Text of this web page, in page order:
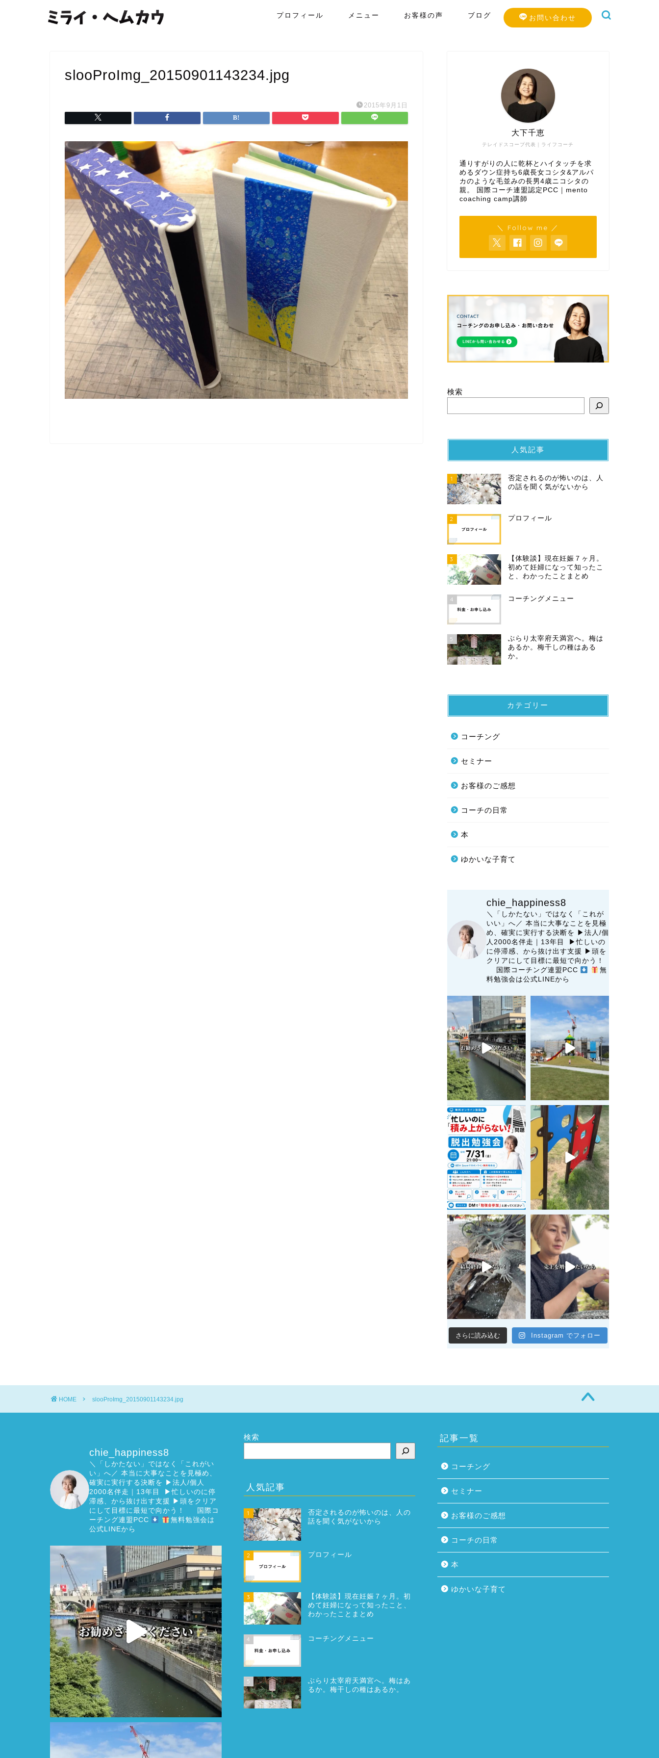
プロフィール メニュー お客様の声 ブログ お問い合わせ
slooProImg_20150901143234.jpg
2015年9月1日
テレイドスコープ代表｜ライフコーチ
大下千恵
通りすがりの人に乾杯とハイタッチを求
めるダウン症持ち6歳長女コシタ&アルパ
カのような毛並みの長男4歳ニコシタの
親。 国際コーチ連盟認定PCC｜mento
coaching camp講師
＼ Follow me ／
検索
人気記事
1
否定されるのが怖いのは、人
の話を聞く気がないから
2 プロフィール
3
【体験談】現在妊娠７ヶ月。
初めて妊婦になって知ったこ
と、わかったことまとめ
4 コーチングメニュー
5
ぶらり太宰府天満宮へ。梅は
あるか。梅干しの種はある
か。
カテゴリー
コーチング
セミナー
お客様のご感想
コーチの日常
本
ゆかいな子育て
chie_happiness8
＼「しかたない」ではなく「これが
いい」へ／ 本当に大事なことを見極
め、確実に実行する決断を ▶︎法人/個
人2000名伴走｜13年目 ▶︎忙しいの
に停滞感、から抜け出す支援 ▶︎頭を
クリアにして目標に最短で向かう！
国際コーチング連盟PCC
無
料勉強会は公式LINEから
さらに読み込む Instagram でフォロー
HOME slooProImg_20150901143234.jpg
chie_happiness8
＼「しかたない」ではなく「これがい
い」へ／ 本当に大事なことを見極め、
確実に実行する決断を ▶︎法人/個人
2000名伴走｜13年目 ▶︎忙しいのに停
滞感、から抜け出す支援 ▶︎頭をクリア
にして目標に最短で向かう！
国際コ
ーチング連盟PCC
無料勉強会は
公式LINEから
検索
人気記事
1
否定されるのが怖いのは、人の
話を聞く気がないから
2 プロフィール
3
【体験談】現在妊娠７ヶ月。初
めて妊婦になって知ったこと、
わかったことまとめ
4 コーチングメニュー
5
ぶらり太宰府天満宮へ。梅はあ
るか。梅干しの種はあるか。
記事一覧
コーチング
セミナー
お客様のご感想
コーチの日常
本
ゆかいな子育て